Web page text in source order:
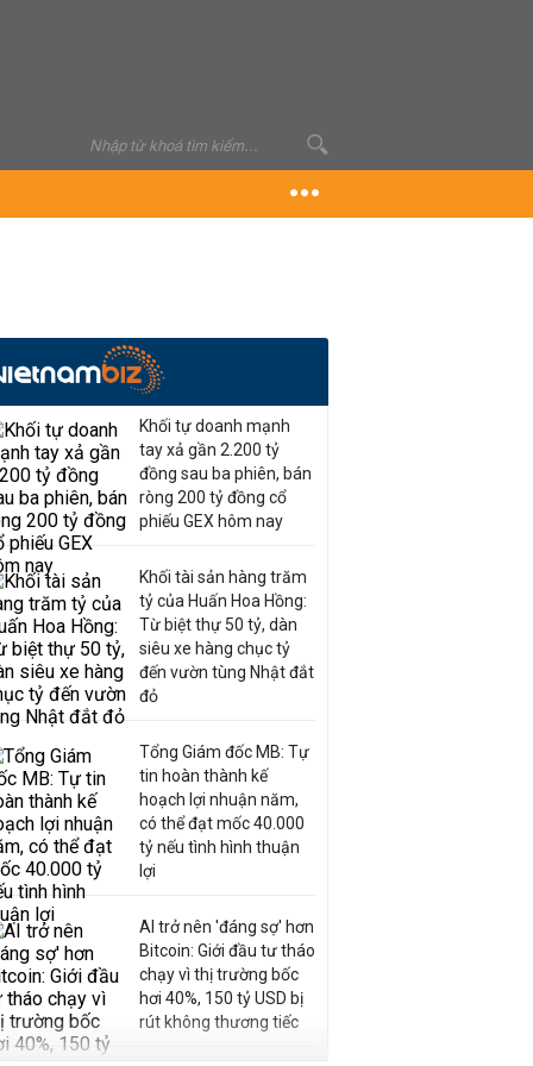
Khối tự doanh mạnh
tay xả gần 2.200 tỷ
đồng sau ba phiên, bán
ròng 200 tỷ đồng cổ
phiếu GEX hôm nay
Khối tài sản hàng trăm
tỷ của Huấn Hoa Hồng:
Từ biệt thự 50 tỷ, dàn
siêu xe hàng chục tỷ
đến vườn tùng Nhật đắt
đỏ
Tổng Giám đốc MB: Tự
tin hoàn thành kế
hoạch lợi nhuận năm,
có thể đạt mốc 40.000
tỷ nếu tình hình thuận
lợi
AI trở nên 'đáng sợ' hơn
Bitcoin: Giới đầu tư tháo
chạy vì thị trường bốc
hơi 40%, 150 tỷ USD bị
rút không thương tiếc